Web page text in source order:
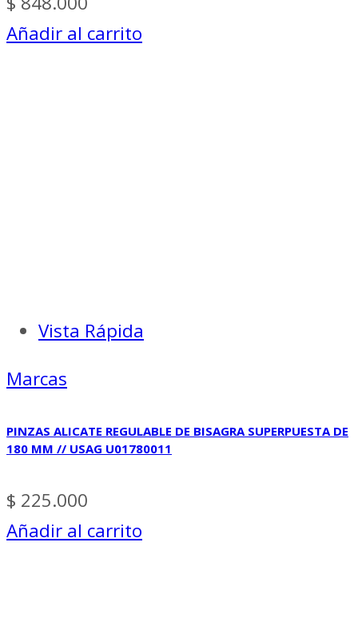
Añadir al carrito
Vista Rápida
Marcas
PINZAS ALICATE REGULABLE DE BISAGRA SUPERPUESTA DE
180 MM // USAG U01780011
$ 225.000
Añadir al carrito